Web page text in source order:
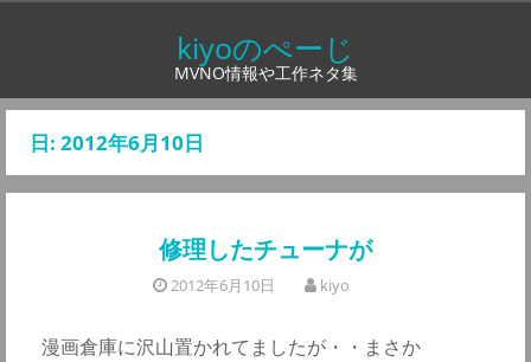
ン
へ
kiyoのぺーじ
MVNO情報や工作ネタ集
日: 2012年6月10日
修理したチューナが
2012年6月10日 kiyo
漫画倉庫に沢山置かれてましたが・・まさか